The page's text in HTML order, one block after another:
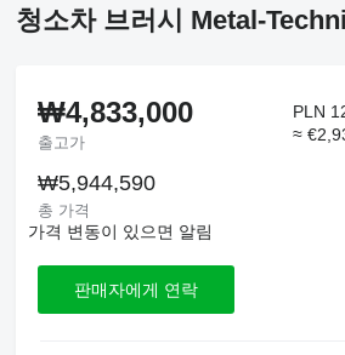
청소차 브러시 Metal-
₩4,833,000
출고가
PLN
≈
₩5,944,590
총 가격
가격 변동이 있으면 알림
판매자에게 연락